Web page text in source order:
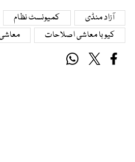
آزاد منڈی کمیونسٹ نظام
کیوبا معاشی اصلاحات